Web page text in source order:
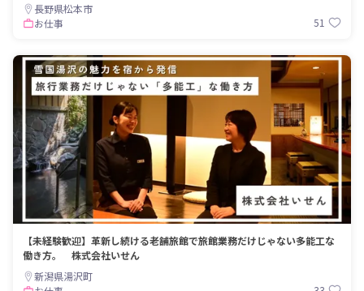
長野県松本市
お仕事
51
【未経験歓迎】革新し続ける老舗旅館で旅館業務だけじゃない多能工な
働き方。 株式会社いせん
新潟県湯沢町